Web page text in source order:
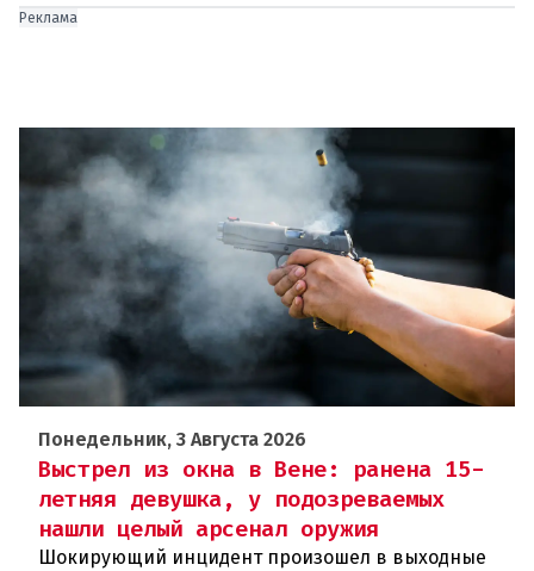
Реклама
Понедельник, 3 Августа 2026
Выстрел из окна в Вене: ранена 15-
летняя девушка, у подозреваемых
нашли целый арсенал оружия
Шокирующий инцидент произошел в выходные